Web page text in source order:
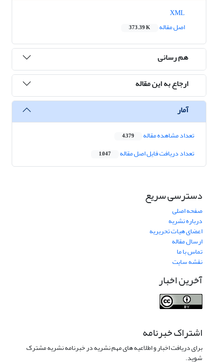
اصل مقاله
373.39 K
هم رسانی
ارجاع به این مقاله
آمار
تعداد مشاهده مقاله 4,379
تعداد دریافت فایل اصل مقاله 1,047
دسترسی سریع
صفحه اصلی
درباره نشریه
اعضای هیات تحریریه
ارسال مقاله
تماس با ما
نقشه سایت
آخرین اخبار
اشتراک خبرنامه
برای دریافت اخبار و اطلاعیه های مهم نشریه در خبرنامه نشریه مشترک
شوید.